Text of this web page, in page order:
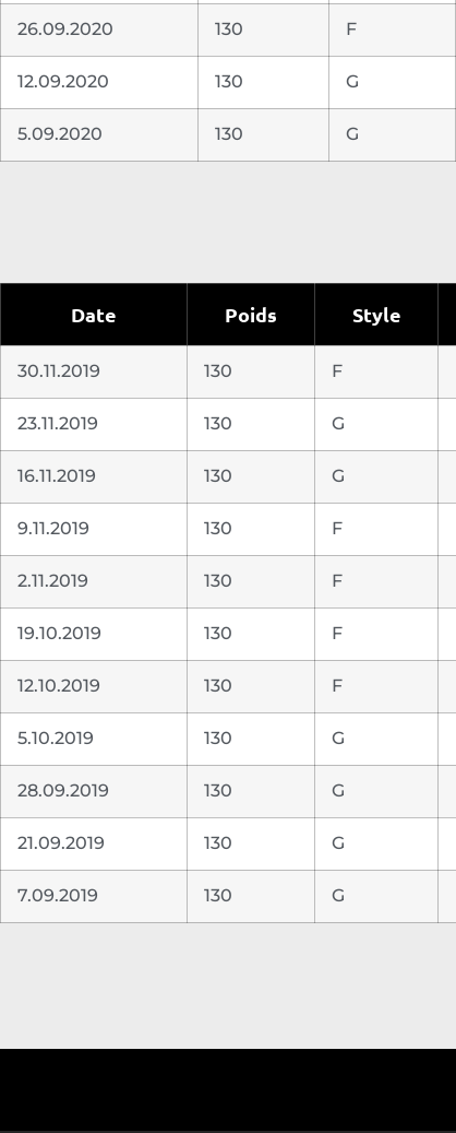
26.09.2020 130 F
12.09.2020 130 G
5.09.2020 130 G
Date Poids Style
30.11.2019 130 F
23.11.2019 130 G
16.11.2019 130 G
9.11.2019 130 F
2.11.2019 130 F
19.10.2019 130 F
12.10.2019 130 F
5.10.2019 130 G
28.09.2019 130 G
21.09.2019 130 G
7.09.2019 130 G